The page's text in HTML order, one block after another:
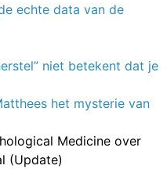
echte data van de
niet betekent dat je
het mysterie van
Medicine over
(Update)